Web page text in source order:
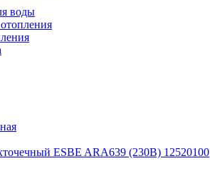
воды
ESBE ARA639 (230В) 12520100